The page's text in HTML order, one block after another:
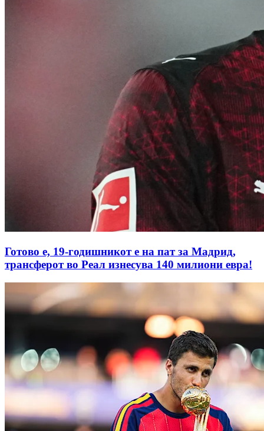
Готово е, 19-годишникот е на пат за Мадрид,
трансферот во Реал изнесува 140 милиони евра!